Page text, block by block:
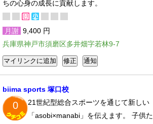
ちの心身の成長に貢献します。
月謝 9,400 円
兵庫県神戸市須磨区多井畑字若林9-7
biima sports 塚口校
0
21世紀型総合スポーツを通じて新しい
「asobi×manabi」を伝えます。 子供た